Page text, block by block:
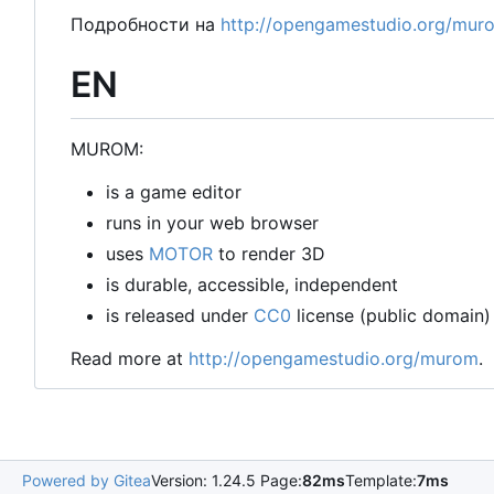
Подробности на http://opengamestudio.org/
EN
MUROM:
is a game editor
runs in your web browser
uses MOTOR to render 3D
is durable, accessible, independent
is released under CC0 license (public domain)
Read more at http://opengamestudio.org/murom.
Powered by GiteaVersion: 1.24.5 Page:82msTemplate:7ms